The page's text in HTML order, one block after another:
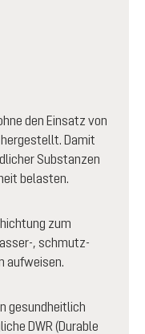
den Einsatz von
Damit
Substanzen
belasten.
zum
, schmutz-
aufweisen.
gesundheitlich
DWR (Durable